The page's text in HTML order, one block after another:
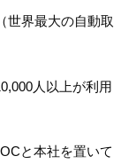
世界最大の自動取
人以上が利用
と本社を置いて